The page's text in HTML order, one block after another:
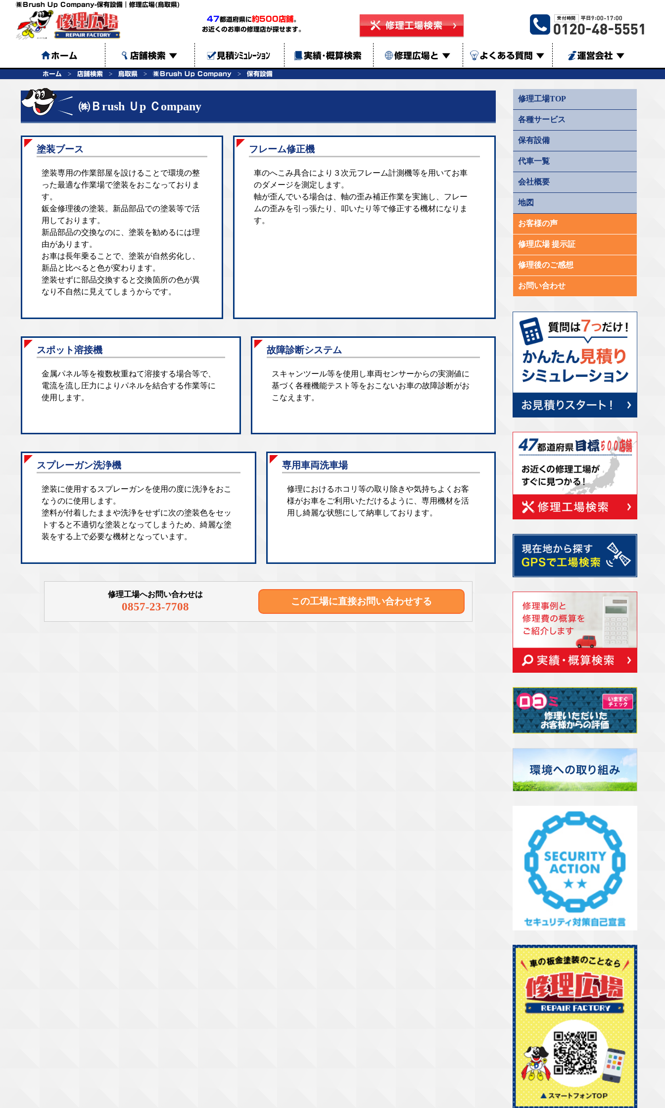
㈱Ｂrush Ｕp Ｃompany-保有設備｜修理広場(鳥取県)
47都道府県に約500店舗。
お近くのお車の修理店が探せます。
ホーム 店舗検索 ▼ 見積ｼﾐｭﾚｰｼｮﾝ 実績･概算検索 修理広場と ▼ よくある質問 ▼ 運営会社 ▼
ホーム 店舗検索 鳥取県 ㈱Ｂrush Ｕp Ｃompany 保有設備
㈱Ｂrush Ｕp Ｃompany
塗装ブース
塗装専用の作業部屋を設けることで環境の整
った最適な作業場で塗装をおこなっておりま
す。
鈑金修理後の塗装。新品部品での塗装等で活
用しております。
新品部品の交換なのに、塗装を勧めるには理
由があります。
お車は長年乗ることで、塗装が自然劣化し、
新品と比べると色が変わります。
塗装せずに部品交換すると交換箇所の色が異
なり不自然に見えてしまうからです。
フレーム修正機
車のへこみ具合により３次元フレーム計測機等を用いてお車
のダメージを測定します。
軸が歪んでいる場合は、軸の歪み補正作業を実施し、フレー
ムの歪みを引っ張たり、叩いたり等で修正する機材になりま
す。
スポット溶接機
金属パネル等を複数枚重ねて溶接する場合等で、
電流を流し圧力によりパネルを結合する作業等に
使用します。
故障診断システム
スキャンツール等を使用し車両センサーからの実測値に
基づく各種機能テスト等をおこないお車の故障診断がお
こなえます。
スプレーガン洗浄機
塗装に使用するスプレーガンを使用の度に洗浄をおこ
なうのに使用します。
塗料が付着したままや洗浄をせずに次の塗装色をセッ
トすると不適切な塗装となってしまうため、綺麗な塗
装をする上で必要な機材となっています。
専用車両洗車場
修理におけるホコリ等の取り除きや気持ちよくお客
様がお車をご利用いただけるように、専用機材を活
用し綺麗な状態にして納車しております。
修理工場へお問い合わせは
0857-23-7708 この工場に直接お問い合わせする
修理工場TOP
各種サービス
保有設備
代車一覧
会社概要
地図
お客様の声
修理広場 提示証
修理後のご感想
お問い合わせ